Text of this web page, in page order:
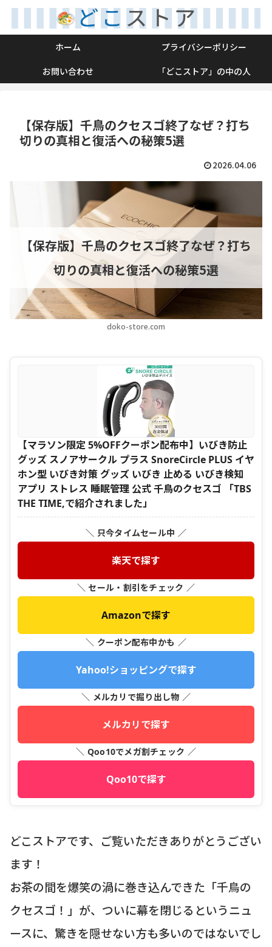
ホーム
プライバシーポリシー
お問い合わせ
「どこストア」の中の人
【保存版】千鳥のクセスゴ終了なぜ？打ち
切りの真相と復活への秘策5選
2026.04.06
doko-store.com
【保存版】千鳥のクセスゴ終了なぜ？打ち
切りの真相と復活への秘策5選
【マラソン限定 5%OFFクーポン配布中】いびき防止
グッズ スノアサークル プラス SnoreCircle PLUS イヤ
ホン型 いびき対策 グッズ いびき 止める いびき検知
アプリ ストレス 睡眠管理 公式 千鳥のクセスゴ 「TBS
THE TIME,で紹介されました」
＼ 只今タイムセール中 ／
楽天で探す
＼ セール・割引をチェック ／
Amazonで探す
＼ クーポン配布中かも ／
Yahoo!ショッピングで探す
＼ メルカリで掘り出し物 ／
メルカリで探す
＼ Qoo10でメガ割チェック ／
Qoo10で探す
どこストアです、ご覧いただきありがとうござい
ます！
お茶の間を爆笑の渦に巻き込んできた「千鳥の
クセスゴ！」が、ついに幕を閉じるというニュ
ースに、驚きを隠せない方も多いのではないでし